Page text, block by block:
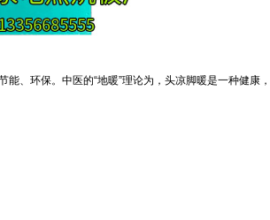
能、环保。中医的“地暖”理论为，头凉脚暖是一种健康，